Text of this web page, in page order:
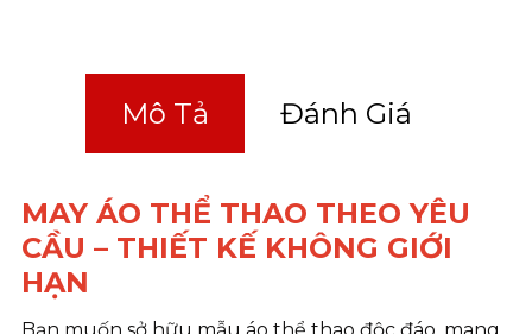
Mô Tả Đánh Giá
MAY ÁO THỂ THAO THEO YÊU
CẦU – THIẾT KẾ KHÔNG GIỚI
HẠN